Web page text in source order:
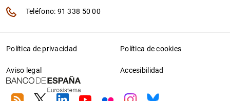
Teléfono: 91 338 50 00
Política de privacidad Política de cookies
Aviso legal Accesibilidad